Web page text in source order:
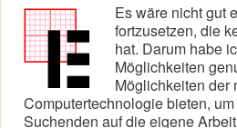
Es wäre nicht gut
fortzusetzen, die
hat. Darum habe
Möglichkeiten
Möglichkeiten der
Computertechnologie bieten,
Suchenden auf die eigene